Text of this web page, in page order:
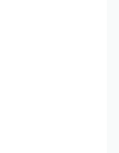
tabel sebelumnya: